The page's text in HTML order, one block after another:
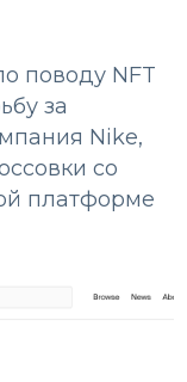
поводу NFT
за
Nike,
со
платформе